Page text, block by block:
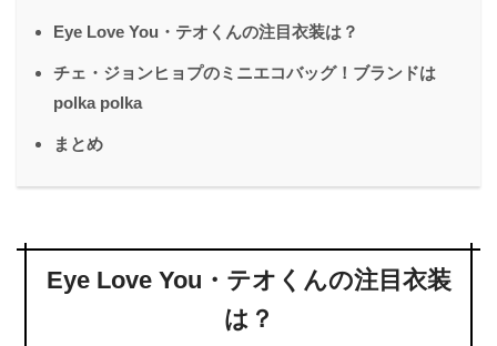
Eye Love You・テオくんの注目衣装は？
チェ・ジョンヒョプのミニエコバッグ！ブランドは
polka polka
まとめ
Eye Love You・テオくんの注目衣装
は？